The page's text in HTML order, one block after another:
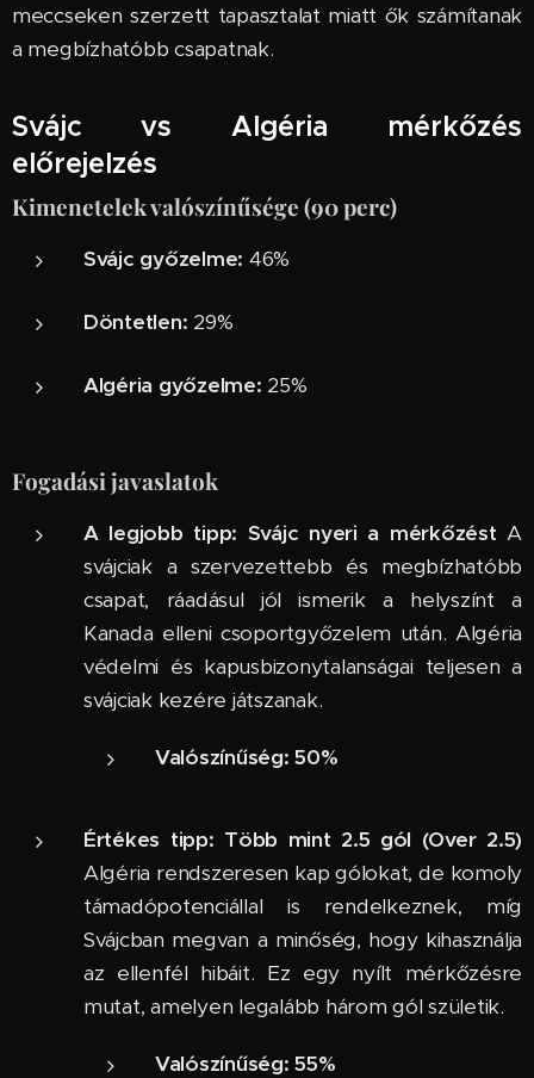
meccseken szerzett tapasztalat miatt ők számítanak
a megbízhatóbb csapatnak.
Svájc vs Algéria mérkőzés
előrejelzés
Kimenetelek valószínűsége (90 perc)
Svájc győzelme: 46%
Döntetlen: 29%
Algéria győzelme: 25%
Fogadási javaslatok
A legjobb tipp: Svájc nyeri a mérkőzéstA
svájciak a szervezettebb és megbízhatóbb
csapat, ráadásul jól ismerik a helyszínt a
Kanada elleni csoportgyőzelem után. Algéria
védelmi és kapusbizonytalanságai teljesen a
svájciak kezére játszanak.
Valószínűség: 50%
Értékes tipp: Több mint 2.5 gól (Over 2.5)
Algéria rendszeresen kap gólokat, de komoly
támadópotenciállal is rendelkeznek, míg
Svájcban megvan a minőség, hogy kihasználja
az ellenfél hibáit. Ez egy nyílt mérkőzésre
mutat, amelyen legalább három gól születik.
Valószínűség: 55%